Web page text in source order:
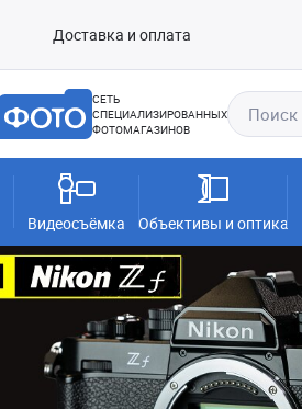
Доставка и оплата
СЕТЬ
СПЕЦИАЛИЗИРОВАННЫХ
ФОТОМАГАЗИНОВ
Видеосъёмка Объективы и оптика